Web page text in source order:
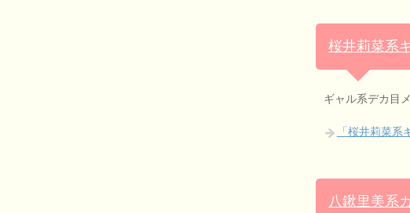
桜井莉菜系
ギャル系デカ目
「桜井莉菜
八鍬里美系